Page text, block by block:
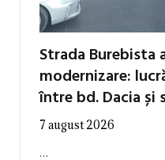
Strada
modernizare:
între bd. Dacia și
7 august 2026
…